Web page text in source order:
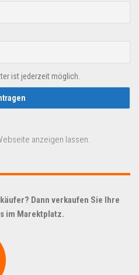
ist jederzeit möglich.
anzeigen lassen.
Dann verkaufen Sie Ihre
im Marektplatz.